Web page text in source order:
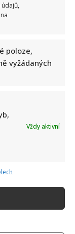
poloze,
vyžádaných
Vždy aktivní